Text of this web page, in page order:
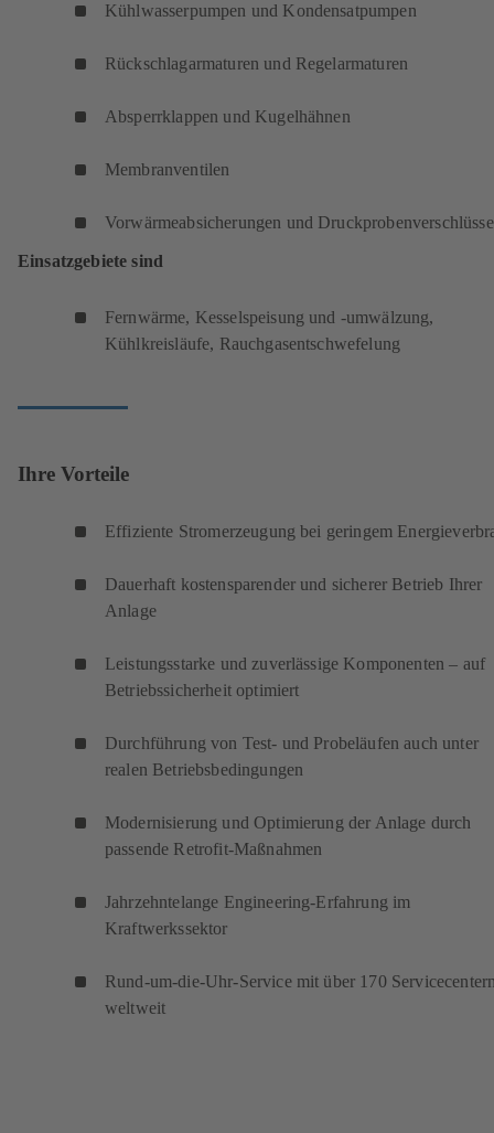
Kühlwasserpumpen und Kondensatpumpen
Rückschlagarmaturen und Regelarmaturen
Absperrklappen und Kugelhähnen
Membranventilen
Vorwärmeabsicherungen und Druckprobenverschlüsse
Einsatzgebiete sind
Fernwärme, Kesselspeisung und -umwälzung,
Kühlkreisläufe, Rauchgasentschwefelung
Ihre Vorteile
Effiziente Stromerzeugung bei geringem
Dauerhaft kostensparender und sicherer Betrieb Ihrer
Anlage
Leistungsstarke und zuverlässige Komponenten – auf
Betriebssicherheit optimiert
Durchführung von Test- und Probeläufen auch unter
realen Betriebsbedingungen
Modernisierung und Optimierung der Anlage durch
passende Retrofit-Maßnahmen
Jahrzehntelange Engineering-Erfahrung im
Kraftwerkssektor
Rund-um-die-Uhr-Service mit über 170
weltweit